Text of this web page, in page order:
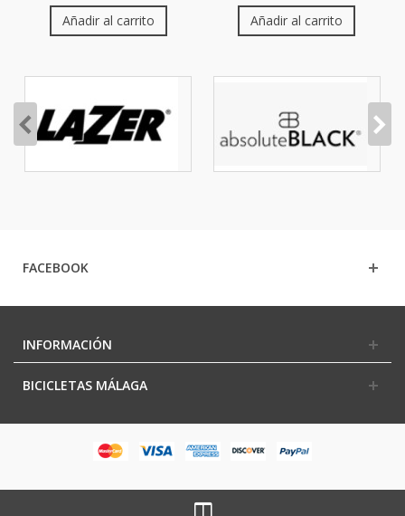
Añadir al carrito Añadir al carrito
FACEBOOK
INFORMACIÓN
BICICLETAS MÁLAGA